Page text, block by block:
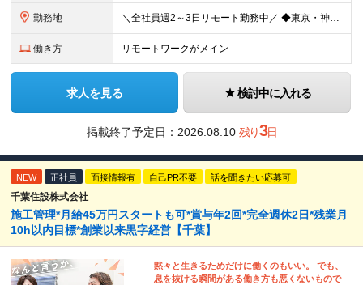
勤務地 ＼全社員週2～3日リモート勤務中／ ◆東京・神奈川・埼玉・千葉などの各プロジェクト先 ※希望勤務地を考慮します。 ※お客様先の9割は、東京23区内です。 ※転居を伴う転勤はありません。 ※客先常駐の場
働き方 リモートワークがメイン
求人を見る 検討中に入れる
掲載終了予定日： 2026.08.10 残り3日
NEW 正社員 面接情報有 自己PR不要 話を聞きたい応募可
千葉住設株式会社
施工管理*月給45万円スタートも可*賞与年2回*完全週休2日*残業月
10h以内目標*創業以来黒字経営【千葉】
黙々と生きるためだけに働くのもいい。 でも、
息を抜ける瞬間がある働き方も悪くないもので